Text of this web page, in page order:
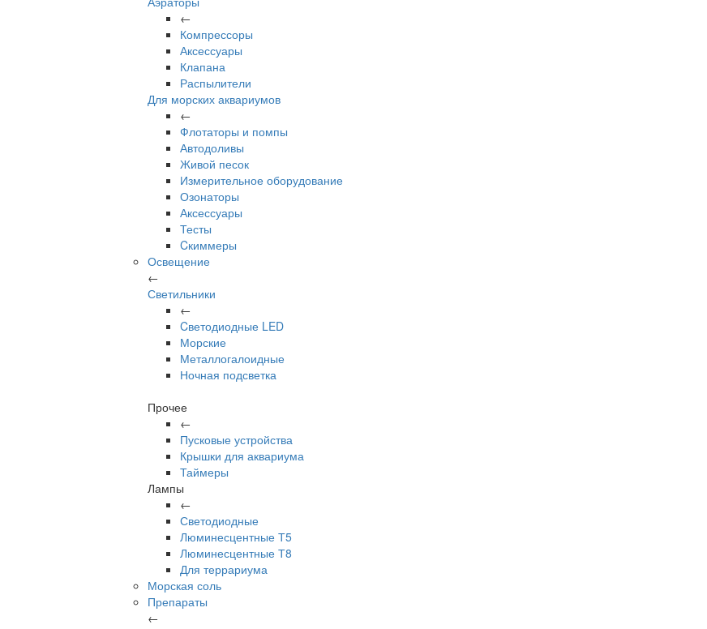
←
Компрессоры
Аксессуары
Клапана
Распылители
Для морских аквариумов
←
Флотаторы и помпы
Автодоливы
Живой песок
Измерительное оборудование
Озонаторы
Аксессуары
Тесты
Cкиммеры
Освещение
←
Светильники
←
Cветодиодные LED
Морские
Металлогалоидные
Ночная подсветка
Прочее
←
Пусковые устройства
Крышки для аквариума
Таймеры
Лампы
←
Светодиодные
Люминесцентные Т5
Люминесцентные Т8
Для террариума
Морская соль
Препараты
←